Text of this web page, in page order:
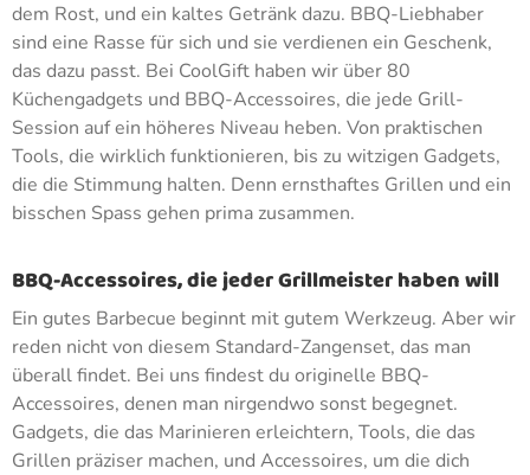
dem Rost, und ein kaltes Getränk dazu. BBQ-Liebhaber
sind eine Rasse für sich und sie verdienen ein Geschenk,
das dazu passt. Bei CoolGift haben wir über 80
Küchengadgets und BBQ-Accessoires, die jede Grill-
Session auf ein höheres Niveau heben. Von praktischen
Tools, die wirklich funktionieren, bis zu witzigen Gadgets,
die die Stimmung halten. Denn ernsthaftes Grillen und ein
bisschen Spass gehen prima zusammen.
BBQ-Accessoires, die jeder Grillmeister haben will
Ein gutes Barbecue beginnt mit gutem Werkzeug. Aber wir
reden nicht von diesem Standard-Zangenset, das man
überall findet. Bei uns findest du originelle BBQ-
Accessoires, denen man nirgendwo sonst begegnet.
Gadgets, die das Marinieren erleichtern, Tools, die das
Grillen präziser machen, und Accessoires, um die dich